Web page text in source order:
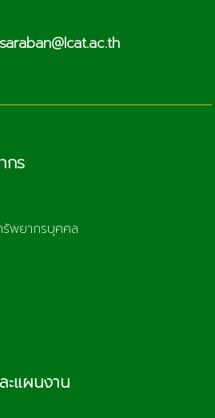
saraban@lcat.ac.th
กร
พยากรบุคคล
ะแผนงาน